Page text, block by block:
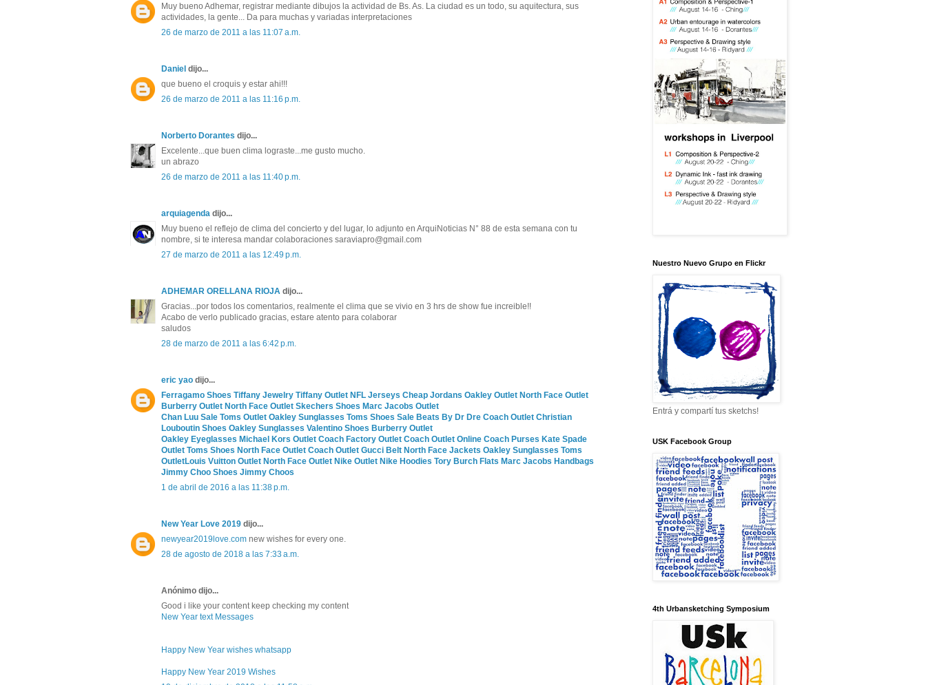
Muy bueno Adhemar, registrar mediante dibujos la actividad de Bs. As. La ciudad es un todo, su aquitectura, sus
actividades, la gente... Da para muchas y variadas interpretaciones
26 de marzo de 2011 a las 11:07 a.m.
Daniel dijo...
que bueno el croquis y estar ahi!!!
26 de marzo de 2011 a las 11:16 p.m.
Norberto Dorantes dijo...
Excelente...que buen clima lograste...me gusto mucho.
un abrazo
26 de marzo de 2011 a las 11:40 p.m.
arquiagenda dijo...
Muy bueno el reflejo de clima del concierto y del lugar, lo adjunto en ArquiNoticias N° 88 de esta semana con tu
nombre, si te interesa mandar colaboraciones saraviapro@gmail.com
27 de marzo de 2011 a las 12:49 p.m.
ADHEMAR ORELLANA RIOJA dijo...
Gracias...por todos los comentarios, realmente el clima que se vivio en 3 hrs de show fue increible!!
Acabo de verlo publicado gracias, estare atento para colaborar
saludos
28 de marzo de 2011 a las 6:42 p.m.
eric yao dijo...
Ferragamo Shoes Tiffany Jewelry Tiffany Outlet NFL Jerseys Cheap Jordans Oakley Outlet North Face Outlet
Burberry Outlet North Face Outlet Skechers Shoes Marc Jacobs Outlet
Chan Luu Sale Toms Outlet Oakley Sunglasses Toms Shoes Sale Beats By Dr Dre Coach Outlet Christian
Louboutin Shoes Oakley Sunglasses Valentino Shoes Burberry Outlet
Oakley Eyeglasses Michael Kors Outlet Coach Factory Outlet Coach Outlet Online Coach Purses Kate Spade
Outlet Toms Shoes North Face Outlet Coach Outlet Gucci Belt North Face Jackets Oakley Sunglasses Toms
OutletLouis Vuitton Outlet North Face Outlet Nike Outlet Nike Hoodies Tory Burch Flats Marc Jacobs Handbags
Jimmy Choo Shoes Jimmy Choos
1 de abril de 2016 a las 11:38 p.m.
New Year Love 2019 dijo...
newyear2019love.com new wishes for every one.
28 de agosto de 2018 a las 7:33 a.m.
Anónimo dijo...
Good i like your content keep checking my content
New Year text Messages
Happy New Year wishes whatsapp
Happy New Year 2019 Wishes
Nuestro Nuevo Grupo en Flickr
Entrá y compartí tus sketchs!
USK Facebook Group
4th Urbansketching Symposium